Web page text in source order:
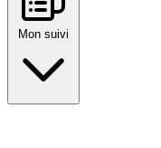
Mon suivi